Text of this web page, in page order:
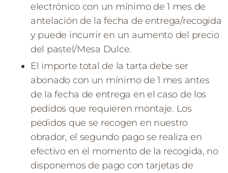
electrónico con un mínimo de 1 mes de
antelación de la fecha de entrega/recogida
y puede incurrir en un aumento del precio
del pastel/Mesa Dulce.
El importe total de la tarta debe ser
abonado con un mínimo de 1 mes antes
de la fecha de entrega en el caso de los
pedidos que requieren montaje. Los
pedidos que se recogen en nuestro
obrador, el segundo pago se realiza en
efectivo en el momento de la recogida, no
disponemos de pago con tarjetas de